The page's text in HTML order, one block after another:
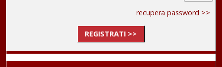
recupera password >>
REGISTRATI >>